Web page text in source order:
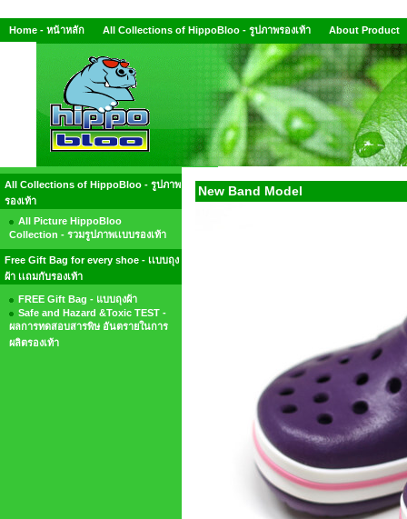
Home - หน้าหลัก All Collections of HippoBloo - รูปภาพรองเท้า About Product
All Collections of HippoBloo - รูปภาพ
รองเท้า
All Picture HippoBloo
Collection - รวมรูปภาพเเบบรองเท้า
Free Gift Bag for every shoe - เเบบถุง
ผ้า เเถมกับรองเท้า
FREE Gift Bag - แบบถุงผ้า
Safe and Hazard &Toxic TEST -
ผลการทดสอบสารพิษ อันตรายในการ
ผลิตรองเท้า
New Band Model